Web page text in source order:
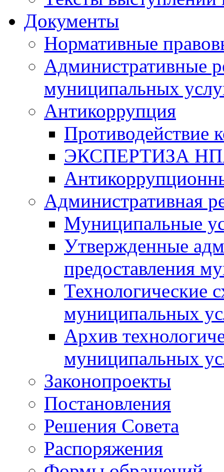
Документы
Нормативные
Административные
муниципальных
Антикоррупция
Противодействие
ЭКСПЕРТИЗА
Административная
Муниципальные
Утвержденные
предоставления
Технологические
муниципальных
Архив
муниципальных
Законопроекты
Постановления
Решения Совета
Распоряжения